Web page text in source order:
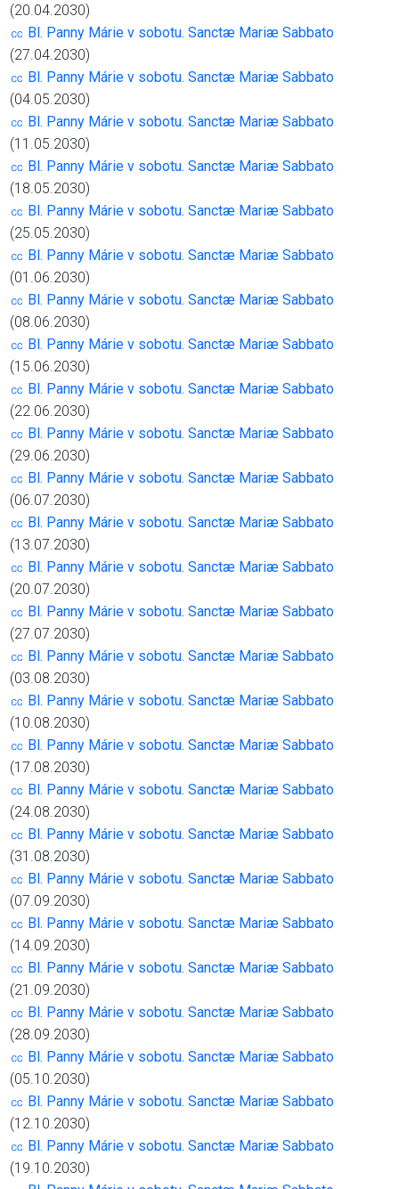
(20.04.2030)
㏄ Bl. Panny Márie v sobotu. Sanctæ Mariæ Sabbato
(27.04.2030)
㏄ Bl. Panny Márie v sobotu. Sanctæ Mariæ Sabbato
(04.05.2030)
㏄ Bl. Panny Márie v sobotu. Sanctæ Mariæ Sabbato
(11.05.2030)
㏄ Bl. Panny Márie v sobotu. Sanctæ Mariæ Sabbato
(18.05.2030)
㏄ Bl. Panny Márie v sobotu. Sanctæ Mariæ Sabbato
(25.05.2030)
㏄ Bl. Panny Márie v sobotu. Sanctæ Mariæ Sabbato
(01.06.2030)
㏄ Bl. Panny Márie v sobotu. Sanctæ Mariæ Sabbato
(08.06.2030)
㏄ Bl. Panny Márie v sobotu. Sanctæ Mariæ Sabbato
(15.06.2030)
㏄ Bl. Panny Márie v sobotu. Sanctæ Mariæ Sabbato
(22.06.2030)
㏄ Bl. Panny Márie v sobotu. Sanctæ Mariæ Sabbato
(29.06.2030)
㏄ Bl. Panny Márie v sobotu. Sanctæ Mariæ Sabbato
(06.07.2030)
㏄ Bl. Panny Márie v sobotu. Sanctæ Mariæ Sabbato
(13.07.2030)
㏄ Bl. Panny Márie v sobotu. Sanctæ Mariæ Sabbato
(20.07.2030)
㏄ Bl. Panny Márie v sobotu. Sanctæ Mariæ Sabbato
(27.07.2030)
㏄ Bl. Panny Márie v sobotu. Sanctæ Mariæ Sabbato
(03.08.2030)
㏄ Bl. Panny Márie v sobotu. Sanctæ Mariæ Sabbato
(10.08.2030)
㏄ Bl. Panny Márie v sobotu. Sanctæ Mariæ Sabbato
(17.08.2030)
㏄ Bl. Panny Márie v sobotu. Sanctæ Mariæ Sabbato
(24.08.2030)
㏄ Bl. Panny Márie v sobotu. Sanctæ Mariæ Sabbato
(31.08.2030)
㏄ Bl. Panny Márie v sobotu. Sanctæ Mariæ Sabbato
(07.09.2030)
㏄ Bl. Panny Márie v sobotu. Sanctæ Mariæ Sabbato
(14.09.2030)
㏄ Bl. Panny Márie v sobotu. Sanctæ Mariæ Sabbato
(21.09.2030)
㏄ Bl. Panny Márie v sobotu. Sanctæ Mariæ Sabbato
(28.09.2030)
㏄ Bl. Panny Márie v sobotu. Sanctæ Mariæ Sabbato
(05.10.2030)
㏄ Bl. Panny Márie v sobotu. Sanctæ Mariæ Sabbato
(12.10.2030)
㏄ Bl. Panny Márie v sobotu. Sanctæ Mariæ Sabbato
(19.10.2030)